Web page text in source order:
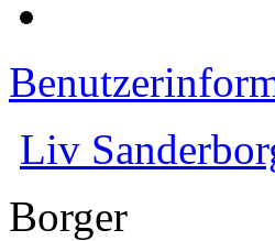
Liv
Borger